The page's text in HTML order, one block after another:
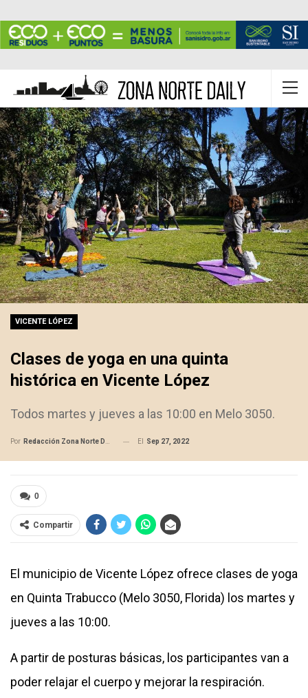
VICENTE LÓPEZ
Clases de yoga en una quinta
histórica en Vicente López
Todos martes y jueves a las 10:00 en Melo 3050.
Por Redacción Zona Norte Daily El Sep 27, 2022
0
Compartir
El municipio de Vicente López ofrece clases de yoga
en Quinta Trabucco (Melo 3050, Florida) los martes y
jueves a las 10:00.
A partir de posturas básicas, los participantes van a
poder relajar el cuerpo y mejorar la respiración.